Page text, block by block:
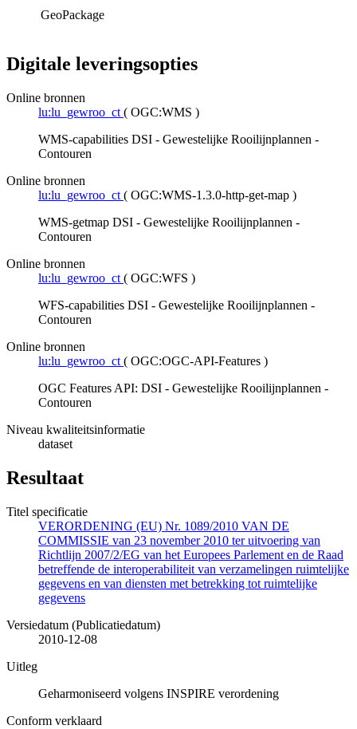
GeoPackage
Digitale leveringsopties
Online bronnen
lu:lu_gewroo_ct ( OGC:WMS )
WMS-capabilities DSI - Gewestelijke Rooilijnplannen -
Contouren
Online bronnen
lu:lu_gewroo_ct ( OGC:WMS-1.3.0-http-get-map )
WMS-getmap DSI - Gewestelijke Rooilijnplannen -
Contouren
Online bronnen
lu:lu_gewroo_ct ( OGC:WFS )
WFS-capabilities DSI - Gewestelijke Rooilijnplannen -
Contouren
Online bronnen
lu:lu_gewroo_ct ( OGC:OGC-API-Features )
OGC Features API: DSI - Gewestelijke Rooilijnplannen -
Contouren
Niveau kwaliteitsinformatie
dataset
Resultaat
Titel specificatie
VERORDENING (EU) Nr. 1089/2010 VAN DE
COMMISSIE van 23 november 2010 ter uitvoering van
Richtlijn 2007/2/EG van het Europees Parlement en de Raad
betreffende de interoperabiliteit van verzamelingen ruimtelijke
gegevens en van diensten met betrekking tot ruimtelijke
gegevens
Versiedatum (Publicatiedatum)
2010-12-08
Uitleg
Geharmoniseerd volgens INSPIRE verordening
Conform verklaard